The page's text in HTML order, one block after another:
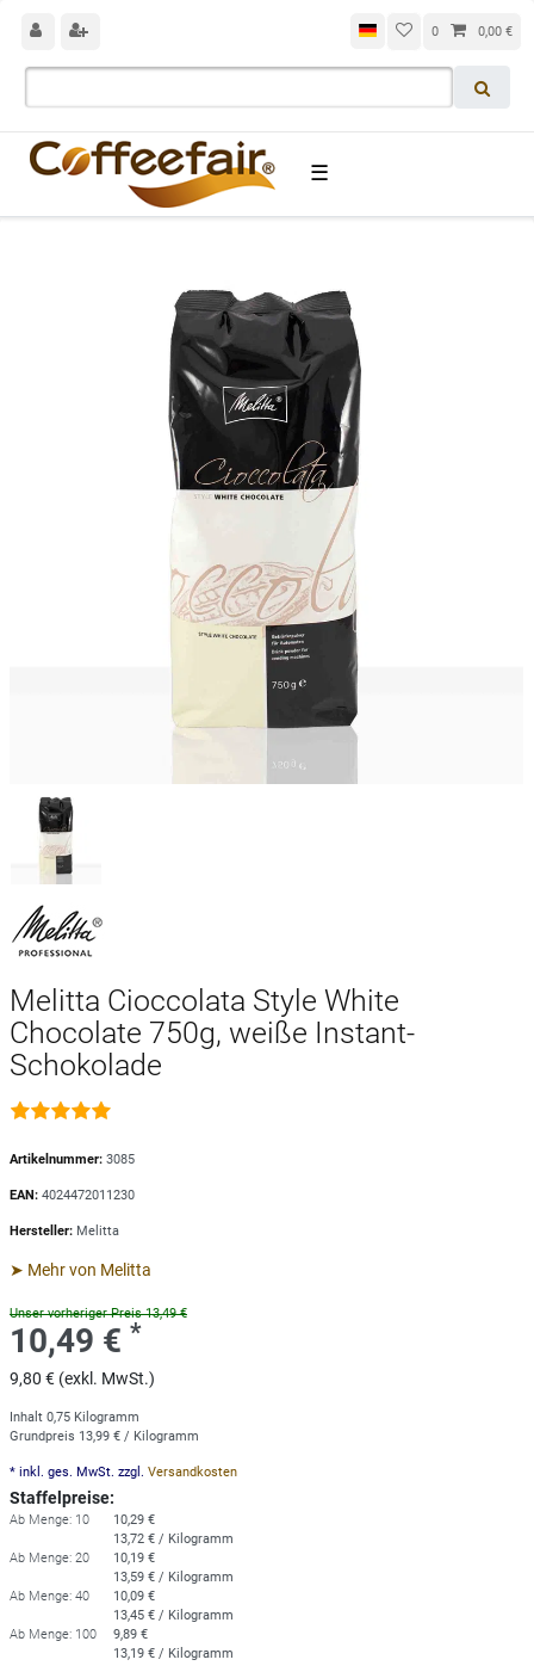
0 0,00 €
☰
Melitta Cioccolata Style White
Chocolate 750g, weiße Instant-
Schokolade
Artikelnummer: 3085
EAN: 4024472011230
Hersteller: Melitta
➤ Mehr von Melitta
Unser vorheriger Preis 13,49 €
10,49 € *
9,80 € (exkl. MwSt.)
Inhalt 0,75 Kilogramm
Grundpreis 13,99 € / Kilogramm
* inkl. ges. MwSt. zzgl. Versandkosten
Staffelpreise:
Ab Menge: 10
10,29 €
13,72 € / Kilogramm
Ab Menge: 20
10,19 €
13,59 € / Kilogramm
Ab Menge: 40
10,09 €
13,45 € / Kilogramm
Ab Menge: 100
9,89 €
13,19 € / Kilogramm